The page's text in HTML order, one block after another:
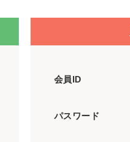
会員ID
パスワード